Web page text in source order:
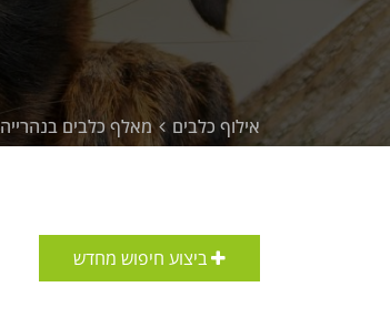
אילוף כלבים מאלף כלבים בנהרייה
ביצוע חיפוש מחדש